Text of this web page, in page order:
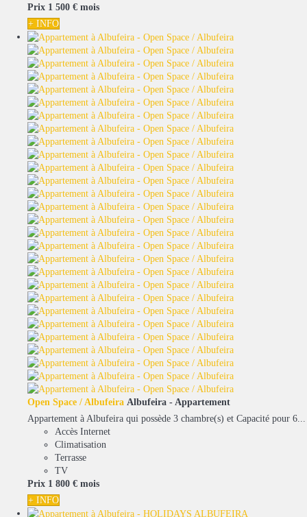
Prix 1 500 € mois
+ INFO
Open Space / Albufeira Albufeira - Appartement
Appartement à Albufeira qui possède 3 chambre(s) et Capacité pour 6...
Accès Internet
Climatisation
Terrasse
TV
Prix 1 800 € mois
+ INFO